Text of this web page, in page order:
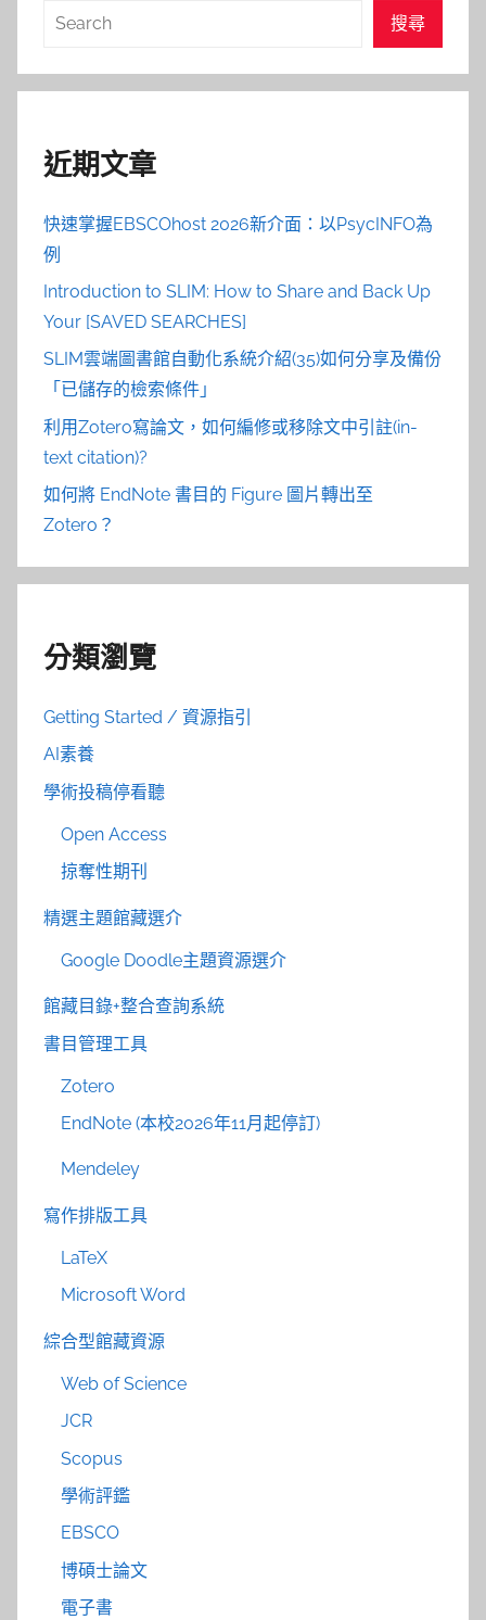
搜
搜尋
近期文章
快速掌握EBSCOhost 2026新介面：以PsycINFO為
例
Introduction to SLIM: How to Share and Back Up
Your [SAVED SEARCHES]
SLIM雲端圖書館自動化系統介紹(35)如何分享及備份
「已儲存的檢索條件」
利用Zotero寫論文，如何編修或移除文中引註(in-
text citation)?
如何將 EndNote 書目的 Figure 圖片轉出至
Zotero？
分類瀏覽
Getting Started / 資源指引
AI素養
學術投稿停看聽
Open Access
掠奪性期刊
精選主題館藏選介
Google Doodle主題資源選介
館藏目錄+整合查詢系統
書目管理工具
Zotero
EndNote (本校2026年11月起停訂)
Mendeley
寫作排版工具
LaTeX
Microsoft Word
綜合型館藏資源
Web of Science
JCR
Scopus
學術評鑑
EBSCO
博碩士論文
電子書